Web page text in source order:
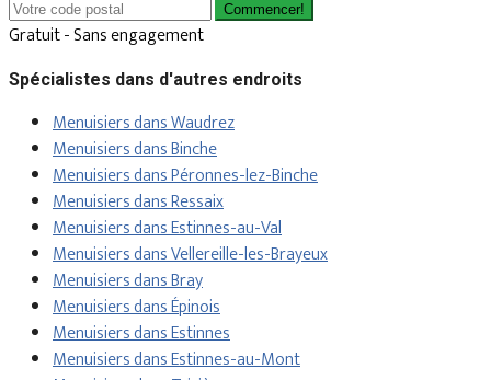
Commencer!
Gratuit - Sans engagement
Spécialistes dans d'autres endroits
Menuisiers dans Waudrez
Menuisiers dans Binche
Menuisiers dans Péronnes-lez-Binche
Menuisiers dans Ressaix
Menuisiers dans Estinnes-au-Val
Menuisiers dans Vellereille-les-Brayeux
Menuisiers dans Bray
Menuisiers dans Épinois
Menuisiers dans Estinnes
Menuisiers dans Estinnes-au-Mont